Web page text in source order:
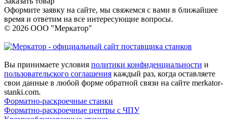
Оформите заявку на сайте, мы свяжемся с вами в ближайшее
время и ответим на все интересующие вопросы.
© 2026 ООО "Меркатор"
Вы принимаете условия политики конфиденциальности и
пользовательского соглашения каждый раз, когда оставляете
свои данные в любой форме обратной связи на сайте merkator-
stanki.com.
Форматно-раскроечные станки
Форматно-раскроечные центры с ЧПУ